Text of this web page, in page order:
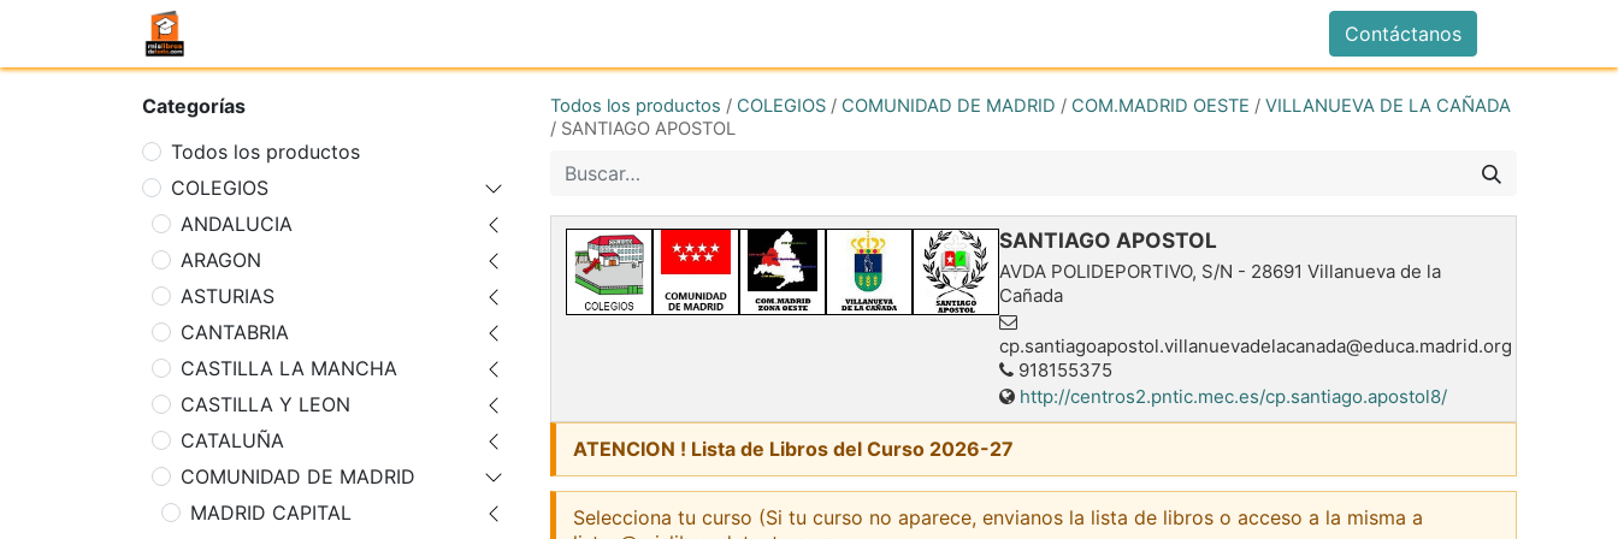
Contáctanos
Categorías
Todos los productos
COLEGIOS
ANDALUCIA
ARAGON
ASTURIAS
CANTABRIA
CASTILLA LA MANCHA
CASTILLA Y LEON
CATALUÑA
COMUNIDAD DE MADRID
MADRID CAPITAL
Todos los productos / COLEGIOS / COMUNIDAD DE MADRID / COM.MADRID OESTE / VILLANUEVA DE LA CAÑADA
/ SANTIAGO APOSTOL
SANTIAGO APOSTOL
AVDA POLIDEPORTIVO, S/N - 28691 Villanueva de la
Cañada
cp.santiagoapostol.villanuevadelacanada@educa.madrid.org
918155375
http://centros2.pntic.mec.es/cp.santiago.apostol8/
ATENCION ! Lista de Libros del Curso 2026-27
Selecciona tu curso (Si tu curso no aparece, envianos la lista de libros o acceso a la misma a